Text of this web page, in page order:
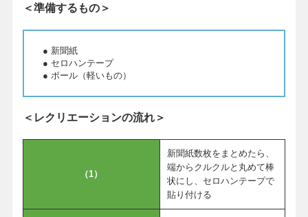
＜準備するもの＞
● 新聞紙
● セロハンテープ
● ボール（軽いもの）
＜レクリエーションの流れ＞
（1）
新聞紙数枚をまとめたら、
端からクルクルと丸めて棒
状にし、セロハンテープで
貼り付ける